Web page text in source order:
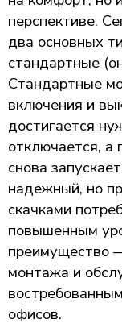
перспективе.
два основных
стандартные
Стандартные
включения и
достигается
отключается,
снова
надежный, но
скачками
повышенным
преимущество
монтажа и
офисов.